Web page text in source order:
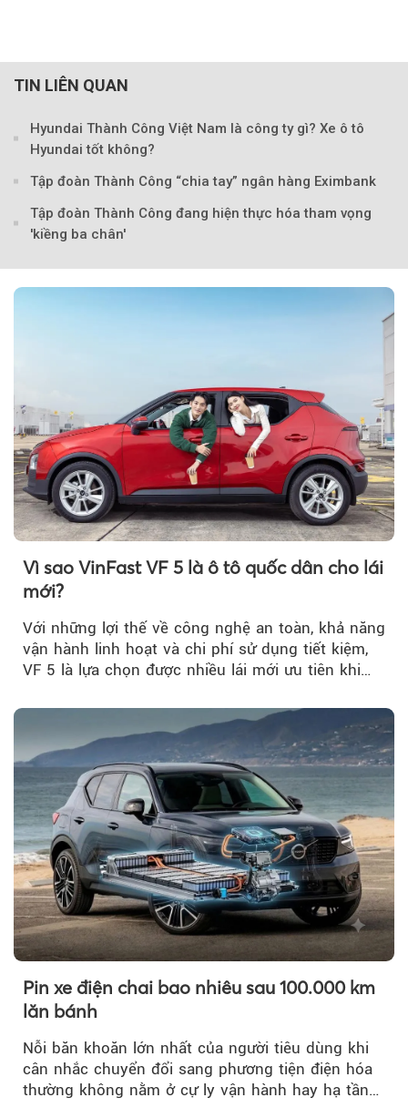
Theo
TIN LIÊN QUAN
Hyundai Thành Công Việt Nam là công ty gì? Xe ô tô
Hyundai tốt không?
Tập đoàn Thành Công “chia tay” ngân hàng Eximbank
Tập đoàn Thành Công đang hiện thực hóa tham vọng
'kiềng ba chân'
Vì sao VinFast VF 5 là ô tô quốc dân cho lái
mới?
Với những lợi thế về công nghệ an toàn, khả năng
vận hành linh hoạt và chi phí sử dụng tiết kiệm,
VF 5 là lựa chọn được nhiều lái mới ưu tiên khi
Pin xe điện chai bao nhiêu sau 100.000 km
lăn bánh
Nỗi băn khoăn lớn nhất của người tiêu dùng khi
cân nhắc chuyển đổi sang phương tiện điện hóa
thường không nằm ở cự ly vận hành hay hạ tầng